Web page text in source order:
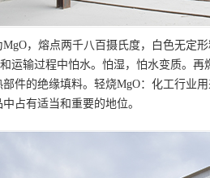
，熔点两千八百摄氏度，白色无定形
运输过程中怕水。怕湿，怕水变质。再
件的绝缘填料。轻烧MgO：化工行业
占有适当和重要的地位。